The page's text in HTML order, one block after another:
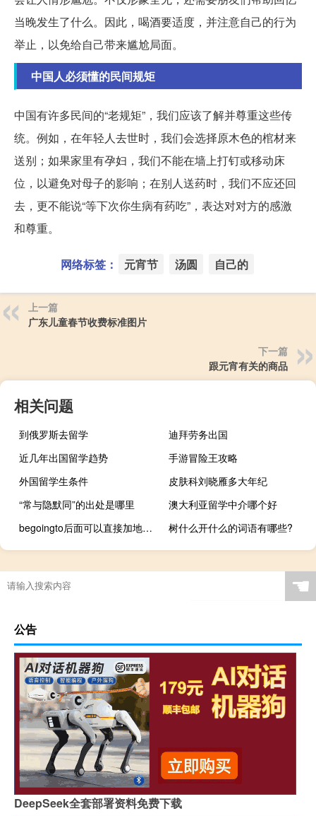
当晚发生了什么。因此，喝酒要适度，并注意自己的行为
举止，以免给自己带来尴尬局面。
中国人必须懂的民间规矩
中国有许多民间的“老规矩”，我们应该了解并尊重这些传
统。例如，在年轻人去世时，我们会选择原木色的棺材来
送别；如果家里有孕妇，我们不能在墙上打钉或移动床
位，以避免对母子的影响；在别人送药时，我们不应还回
去，更不能说“等下次你生病有药吃”，表达对对方的感激
和尊重。
网络标签： 元宵节 汤圆 自己的
上一篇
广东儿童春节收费标准图片
下一篇
跟元宵有关的商品
相关问题
到俄罗斯去留学
迪拜劳务出国
近几年出国留学趋势
手游冒险王攻略
外国留学生条件
皮肤科刘晓雁多大年纪
“常与隐默同”的出处是哪里
澳大利亚留学中介哪个好
begoingto后面可以直接加地点吗
树什么开什么的词语有哪些?
☚
公告
DeepSeek全套部署资料免费下载